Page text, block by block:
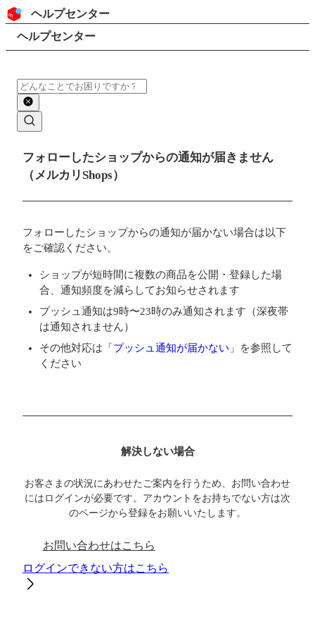
コンテンツにスキップ
ヘッダー
ヘルプセンター
検索
パンくずリスト
ヘルプセンター
検索
メインコンテンツ
フォローしたショップからの通知が届きません
（メルカリShops）
フォローしたショップからの通知が届かない場合は以下
をご確認ください。
ショップが短時間に複数の商品を公開・登録した場
合、通知頻度を減らしてお知らせされます
プッシュ通知は9時〜23時のみ通知されます（深夜帯
は通知されません）
その他対応は「 プッシュ通知が届かない 」を参照して
ください
解決しない場合
お客さまの状況にあわせたご案内を行うため、お問い合わせ
にはログインが必要です。アカウントをお持ちでない方は次
のページから登録をお願いいたします。
お問い合わせはこちら
ログインできない方はこちら